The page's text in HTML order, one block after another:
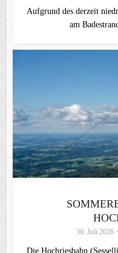
Aufgrund des derzeit
am
30. Juli 2026
Die Hochriesbahn